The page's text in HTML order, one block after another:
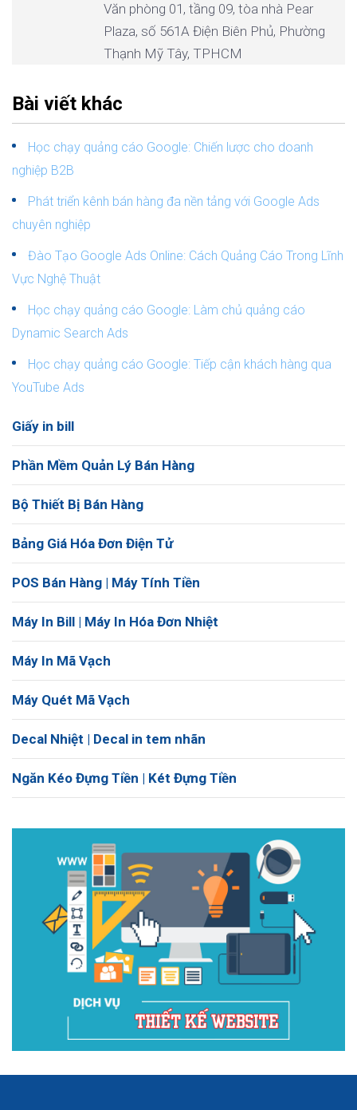
Văn phòng 01, tầng 09, tòa nhà Pear
Plaza, số 561A Điện Biên Phủ, Phường
Thạnh Mỹ Tây, TPHCM
Bài viết khác
Học chạy quảng cáo Google: Chiến lược cho doanh
nghiệp B2B
Phát triển kênh bán hàng đa nền tảng với Google Ads
chuyên nghiệp
Đào Tạo Google Ads Online: Cách Quảng Cáo Trong Lĩnh
Vực Nghệ Thuật
Học chạy quảng cáo Google: Làm chủ quảng cáo
Dynamic Search Ads
Học chạy quảng cáo Google: Tiếp cận khách hàng qua
YouTube Ads
Giấy in bill
Phần Mềm Quản Lý Bán Hàng
Bộ Thiết Bị Bán Hàng
Bảng Giá Hóa Đơn Điện Tử
POS Bán Hàng | Máy Tính Tiền
Máy In Bill | Máy In Hóa Đơn Nhiệt
Máy In Mã Vạch
Máy Quét Mã Vạch
Decal Nhiệt | Decal in tem nhãn
Ngăn Kéo Đựng Tiền | Két Đựng Tiền